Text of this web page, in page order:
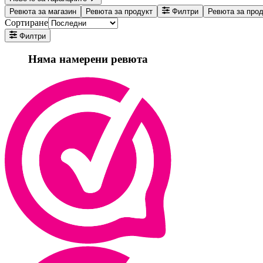
Ревюта за магазин
Ревюта за продукт Филтри Ревюта за
Сортиране
Филтри
Няма намерени ревюта